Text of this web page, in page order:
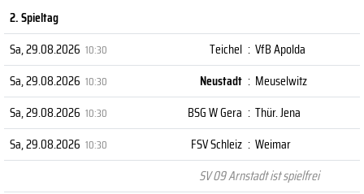
2. Spieltag
Sa, 29.08.2026 10:30 Teichel : VfB Apolda
Sa, 29.08.2026 10:30 Neustadt : Meuselwitz
Sa, 29.08.2026 10:30 BSG W Gera : Thür. Jena
Sa, 29.08.2026 10:30 FSV Schleiz : Weimar
SV 09 Arnstadt ist spielfrei